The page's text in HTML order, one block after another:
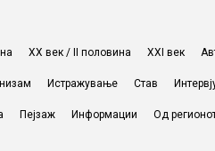
ХХ век / II половина XXI век
Истражување Став
Пејзаж Информации Од